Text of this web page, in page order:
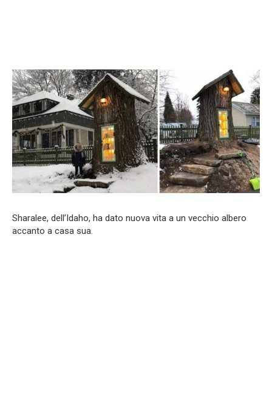
Sharalee, dell’Idaho, ha dato nuova vita a un vecchio albero
accanto a casa sua.